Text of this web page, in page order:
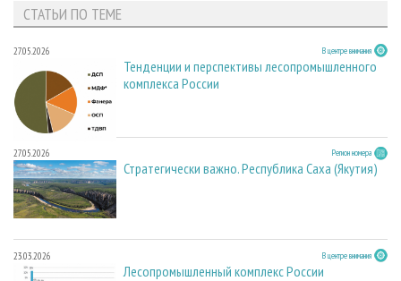
СТАТЬИ ПО ТЕМЕ
27.05.2026 В центре внимания
Тенденции и перспективы лесопромышленного
комплекса России
27.05.2026 Регион номера
Стратегически важно. Республика Саха (Якутия)
23.03.2026 В центре внимания
Лесопромышленный комплекс России